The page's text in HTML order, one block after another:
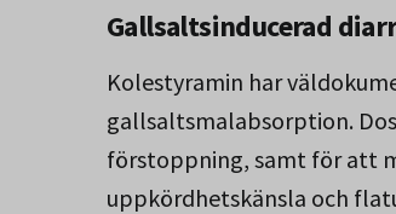
Gallsaltsinducerad
Kolestyramin har
gallsaltsmalabsorption.
förstoppning, samt för att
uppkördhetskänsla och